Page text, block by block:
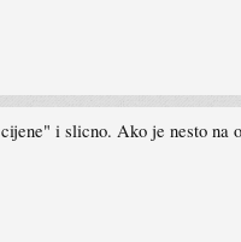
i slicno. Ako je nesto na